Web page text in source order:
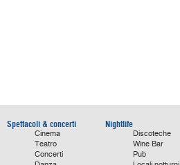
Spettacoli & concerti
Cinema
Teatro
Concerti
Nightlife
Discoteche
Wine Bar
Pub